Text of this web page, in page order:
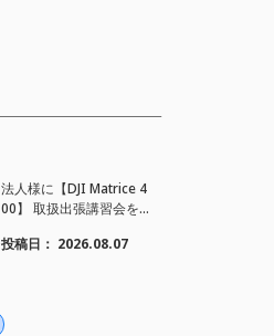
法人様に【DJI Matrice 4
00】 取扱出張講習会を
施しました。
投稿日： 2026.08.07